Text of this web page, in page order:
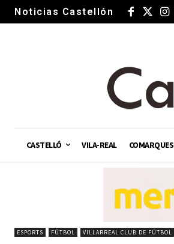
Noticias Castellón
CASTELLÓ VILA-REAL COMARQUES
ESPORTS FÚTBOL VILLARREAL CLUB DE FÚTBOL